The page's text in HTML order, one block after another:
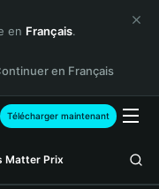
en Français.
en Français
Télécharger maintenant
Matter Prix